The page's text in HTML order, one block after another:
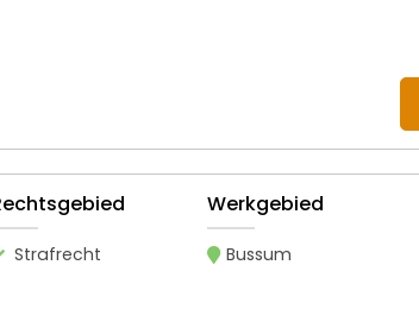
Strafrecht
Werkgebied
Bussum